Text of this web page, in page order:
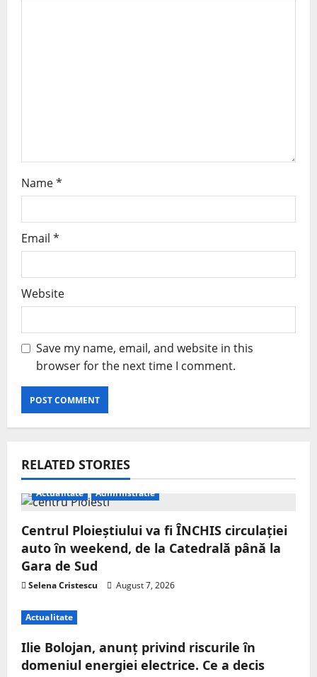
Name*
Email *
Website
Save my name, email, and website in this
browser for the next time I comment.
RELATED STORIES
Actualitate Administratie
Centrul Ploieștiului va fi ÎNCHIS circulației
auto în weekend, de la Catedrală până la
Gara de Sud
Selena Cristescu August 7, 2026
Actualitate
Ilie Bolojan, anunț privind riscurile în
domeniul energiei electrice. Ce a decis